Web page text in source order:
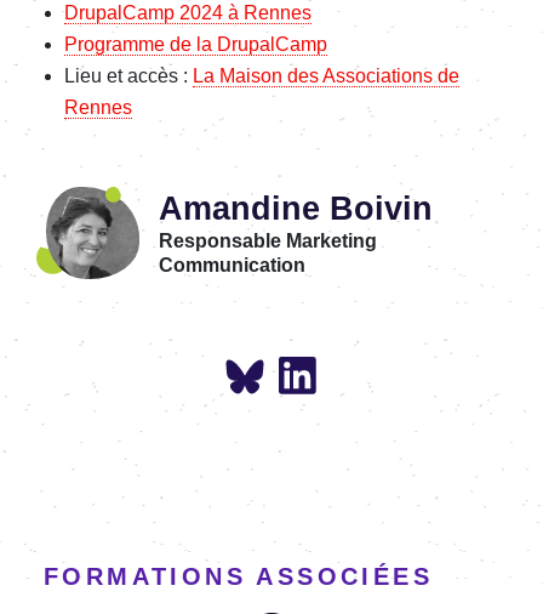
Drupal­Camp 2024 à Rennes
Programme de la Drupal­Camp
Lieu et accès : La Maison des Asso­cia­tions de
Rennes
Amandine Boivin
Responsable Marketing
Communication
FORMATIONS ASSOCIÉES